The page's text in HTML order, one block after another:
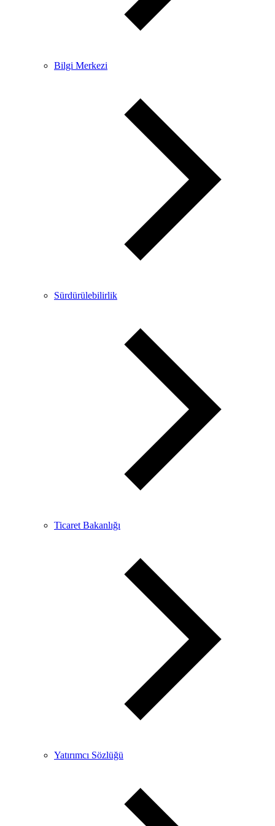
Bilgi Merkezi
Sürdürülebilirlik
Ticaret Bakanlığı
Yatırımcı Sözlüğü